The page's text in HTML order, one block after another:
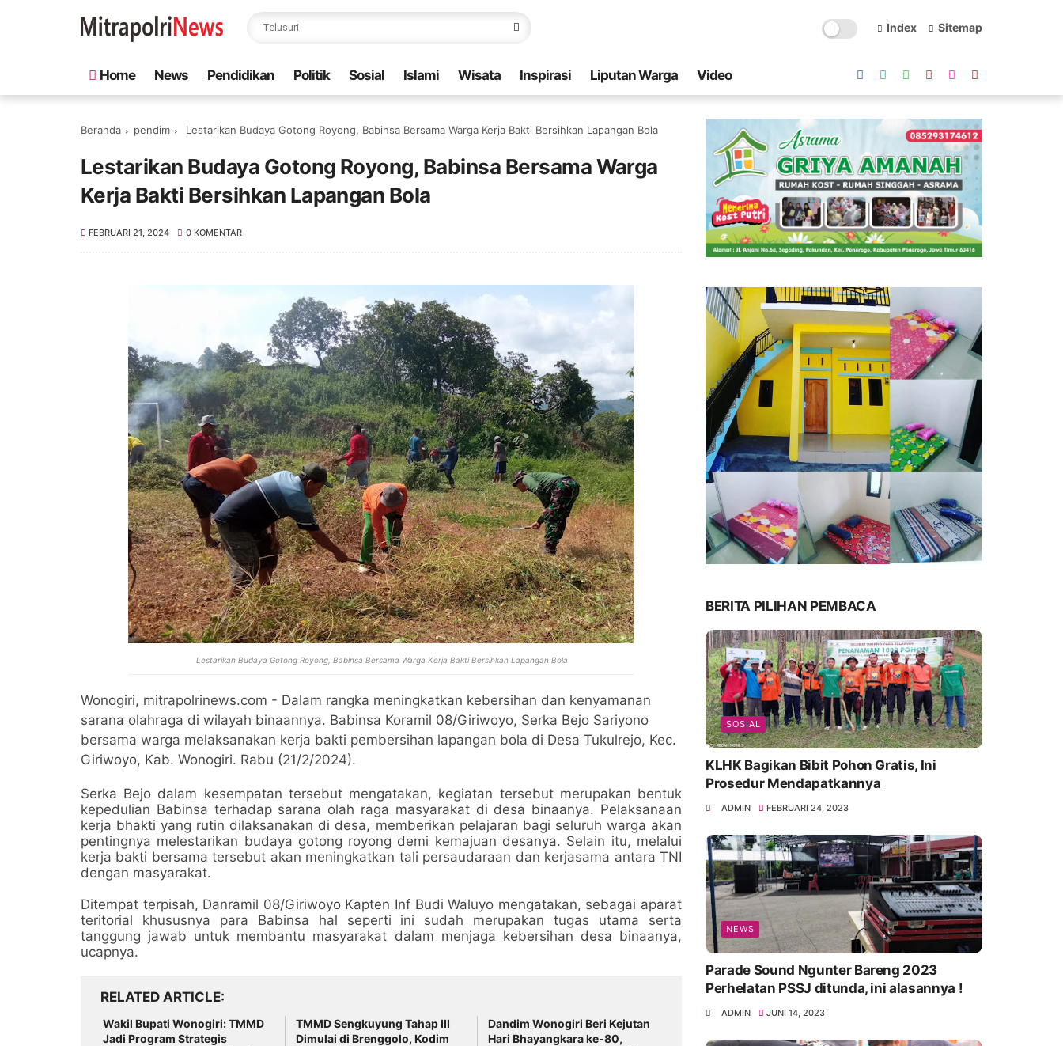
Index Sitemap
Home News Pendidikan Politik Sosial Islami Wisata Inspirasi Liputan Warga Video
Beranda pendim Lestarikan Budaya Gotong Royong, Babinsa Bersama Warga Kerja Bakti Bersihkan Lapangan Bola
Lestarikan Budaya Gotong Royong, Babinsa Bersama Warga
Kerja Bakti Bersihkan Lapangan Bola
FEBRUARI 21, 2024 0 KOMENTAR
Lestarikan Budaya Gotong Royong, Babinsa Bersama Warga Kerja Bakti Bersihkan Lapangan Bola
Wonogiri, mitrapolrinews.com - Dalam rangka meningkatkan kebersihan dan kenyamanan
sarana olahraga di wilayah binaannya. Babinsa Koramil 08/Giriwoyo, Serka Bejo Sariyono
bersama warga melaksanakan kerja bakti pembersihan lapangan bola di Desa Tukulrejo, Kec.
Giriwoyo, Kab. Wonogiri. Rabu (21/2/2024).
Serka Bejo dalam kesempatan tersebut mengatakan, kegiatan tersebut merupakan bentuk
kepedulian Babinsa terhadap sarana olah raga masyarakat di desa binaanya. Pelaksanaan
kerja bhakti yang rutin dilaksanakan di desa, memberikan pelajaran bagi seluruh warga akan
pentingnya melestarikan budaya gotong royong demi kemajuan desanya. Selain itu, melalui
kerja bakti bersama tersebut akan meningkatkan tali persaudaraan dan kerjasama antara TNI
dengan masyarakat.
Ditempat terpisah, Danramil 08/Giriwoyo Kapten Inf Budi Waluyo mengatakan, sebagai aparat
teritorial khususnya para Babinsa hal seperti ini sudah merupakan tugas utama serta
tanggung jawab untuk membantu masyarakat dalam menjaga kebersihan desa binaanya,
ucapnya.
RELATED ARTICLE
Wakil Bupati Wonogiri: TMMD
Jadi Program Strategis
TMMD Sengkuyung Tahap III
Dimulai di Brenggolo, Kodim
Dandim Wonogiri Beri Kejutan
Hari Bhayangkara ke-80,
BERITA PILIHAN PEMBACA
SOSIAL
KLHK Bagikan Bibit Pohon Gratis, Ini
Prosedur Mendapatkannya
ADMIN FEBRUARI 24, 2023
NEWS
Parade Sound Ngunter Bareng 2023
Perhelatan PSSJ ditunda, ini alasannya !
ADMIN JUNI 14, 2023